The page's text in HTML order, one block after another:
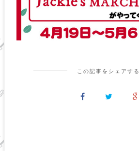
この記事をシェアする